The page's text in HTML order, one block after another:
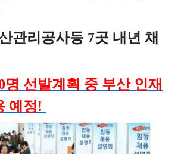
관리공사등 7곳 내년 채
명 선발계획 중 부산 인재
예정!